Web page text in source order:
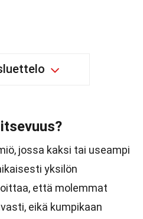
jossa kaksi tai useampi
yksilön
että molemmat
eikä kumpikaan